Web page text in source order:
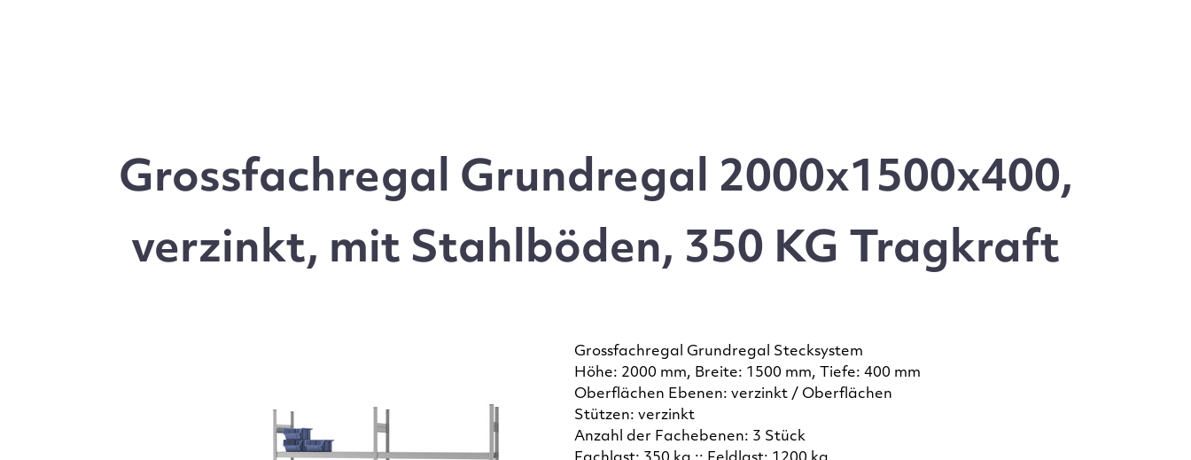
Grossfachregal Grundregal 2000x1500x400,
verzinkt, mit Stahlböden, 350 KG Tragkraft
Grossfachregal Grundregal Stecksystem
Höhe: 2000 mm, Breite: 1500 mm, Tiefe: 400 mm
Oberflächen Ebenen: verzinkt / Oberflächen
Stützen: verzinkt
Anzahl der Fachebenen: 3 Stück